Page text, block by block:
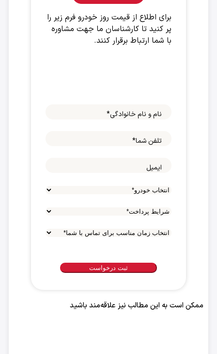
برای اطلاع از قیمت روز خودرو فرم زیر را
پر کنید تا کارشناسان ما جهت مشاوره
با شما ارتباط برقرار کنند.
نام و نام خانوادگی*
تلفن شما*
ایمیل
شرایط
پرداخت
انتخاب
مناسب
برای
شما*
ممکن است به این مطالب نیز علاقه‌مند باشید